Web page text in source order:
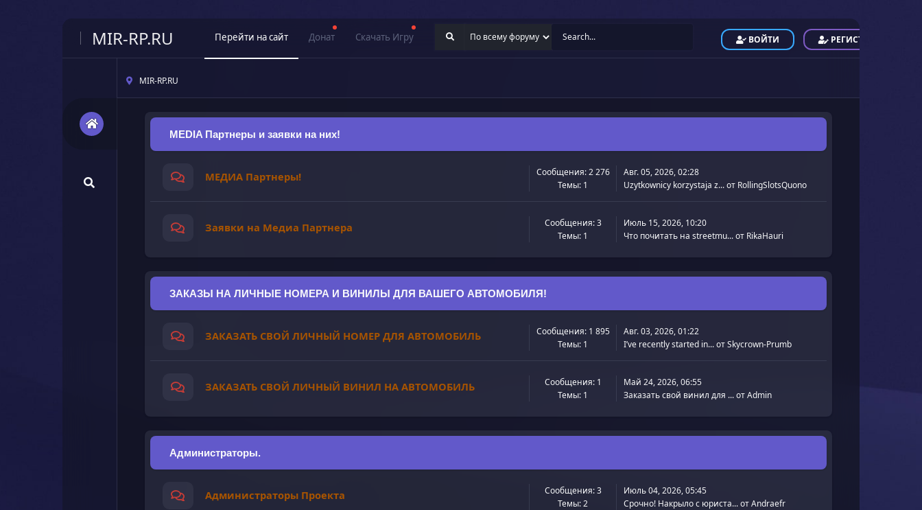
MIR-RP.RU Перейти на сайт Донат Скачать Игру ВОЙТИ РЕГИСТРАЦИЯ
MIR-RP.RU
MEDIA Партнеры и заявки на них!
МЕДИА Партнеры!
Сообщения: 2 276
Темы: 1
Авг. 05, 2026, 02:28
Uzytkownicy korzystaja z...от RollingSlotsQuono
Заявки на Медиа Партнера
Сообщения: 3
Темы: 1
Июль 15, 2026, 10:20
Что почитать на streetmu...от RikaHauri
ЗАКАЗЫ НА ЛИЧНЫЕ НОМЕРА И ВИНИЛЫ ДЛЯ ВАШЕГО АВТОМОБИЛЯ!
ЗАКАЗАТЬ СВОЙ ЛИЧНЫЙ НОМЕР ДЛЯ АВТОМОБИЛЬ
Сообщения: 1 895
Темы: 1
Авг. 03, 2026, 01:22
I’ve recently started in...отSkycrown-Prumb
ЗАКАЗАТЬ СВОЙ ЛИЧНЫЙ ВИНИЛ НА АВТОМОБИЛЬ
Сообщения: 1
Темы: 1
Май 24, 2026, 06:55
Заказать свой винил для ...отAdmin
Администраторы.
Администраторы Проекта
Сообщения: 3
Темы: 2
Июль 04, 2026, 05:45
Срочно! Накрыло с юриста...отAndraefr